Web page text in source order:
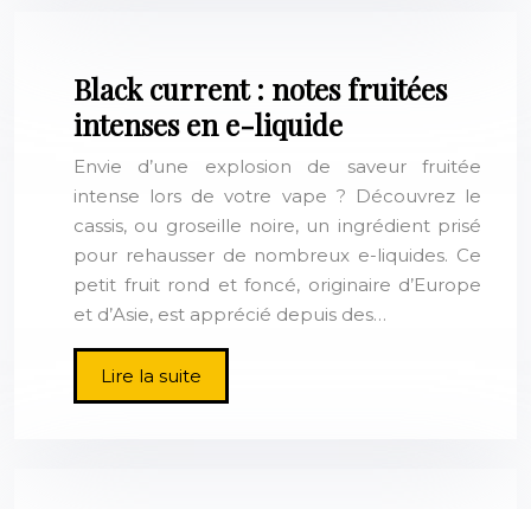
Black current : notes fruitées
intenses en e-liquide
Envie d’une explosion de saveur fruitée
intense lors de votre vape ? Découvrez le
cassis, ou groseille noire, un ingrédient prisé
pour rehausser de nombreux e-liquides. Ce
petit fruit rond et foncé, originaire d’Europe
et d’Asie, est apprécié depuis des…
Lire la suite